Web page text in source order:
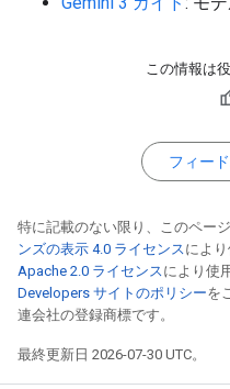
この情報は
フィー
特に記載のない限り、このペー
ンズの表示 4.0 ライセンス によ
Apache 2.0 ライセンス により使
Developers サイトのポリシーを
連会社の登録商標です。
最終更新日 2026-07-30 UTC。